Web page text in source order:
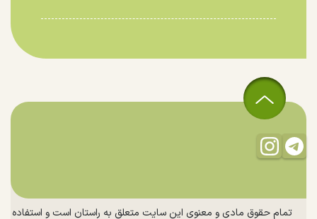
تمام حقوق مادی و معنوی این سایت متعلق به راستان است و استفاده